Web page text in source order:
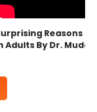
Reasons
Adults By Dr.